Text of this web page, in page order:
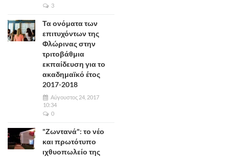
3
Τα ονόματα των
επιτυχόντων της
Φλώρινας στην
τριτοβάθμια
εκπαίδευση για το
ακαδημαϊκό έτος
2017-2018
Αύγουστος 24, 2017
10:34
0
"Ζωντανά": το νέο
και πρωτότυπο
ιχθυοπωλείο της